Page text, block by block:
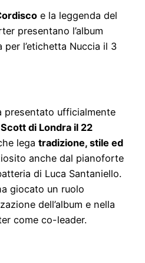
e la leggenda del
presentano l’album
per l’etichetta Nuccia il 3
presentato ufficialmente
di Londra il 22
lega tradizione, stile ed
anche dal pianoforte
di Luca Santaniello.
giocato un ruolo
dell’album e nella
come co-leader.